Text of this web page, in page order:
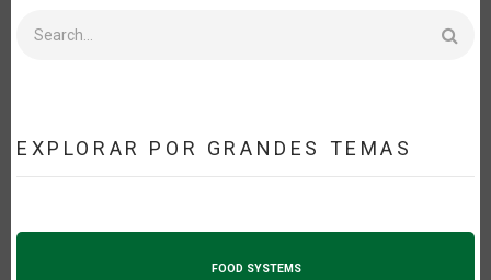
EXPLORAR POR GRANDES TEMAS
FOOD SYSTEMS